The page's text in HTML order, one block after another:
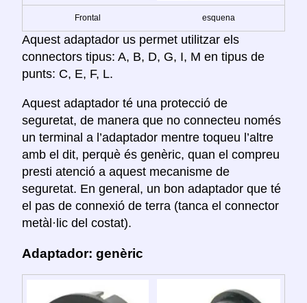
Frontal esquena
Aquest adaptador us permet utilitzar els
connectors tipus: A, B, D, G, I, M en tipus de
punts: C, E, F, L.
Aquest adaptador té una protecció de
seguretat, de manera que no connecteu només
un terminal a l’adaptador mentre toqueu l’altre
amb el dit, perquè és genèric, quan el compreu
presti atenció a aquest mecanisme de
seguretat. En general, un bon adaptador que té
el pas de connexió de terra (tanca el connector
metàl·lic del costat).
Adaptador: genèric